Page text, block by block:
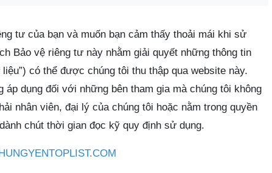
tư của bạn và muốn bạn cảm thấy thoải mái khi sử
Bảo vệ riêng tư này nhằm giải quyết những thông tin
có thể được chúng tôi thu thập qua website này.
dụng đối với những bên tham gia mà chúng tôi không
nhân viên, đại lý của chúng tôi hoặc nằm trong quyền
chút thời gian đọc kỹ quy định sử dụng.
HUNGYENTOPLIST.COM